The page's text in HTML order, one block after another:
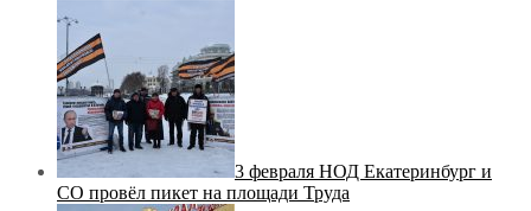
3 февраля НОД Екатеринбург и
СО провёл пикет на площади Труда